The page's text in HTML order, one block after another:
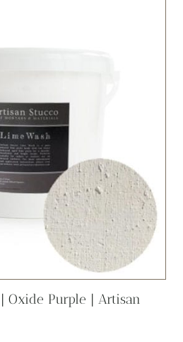
Oxide Purple | Artisan